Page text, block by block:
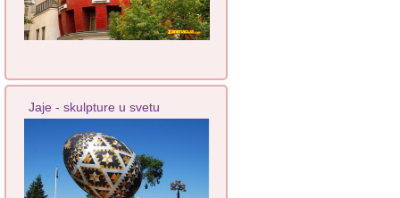
Jaje - skulpture u svetu